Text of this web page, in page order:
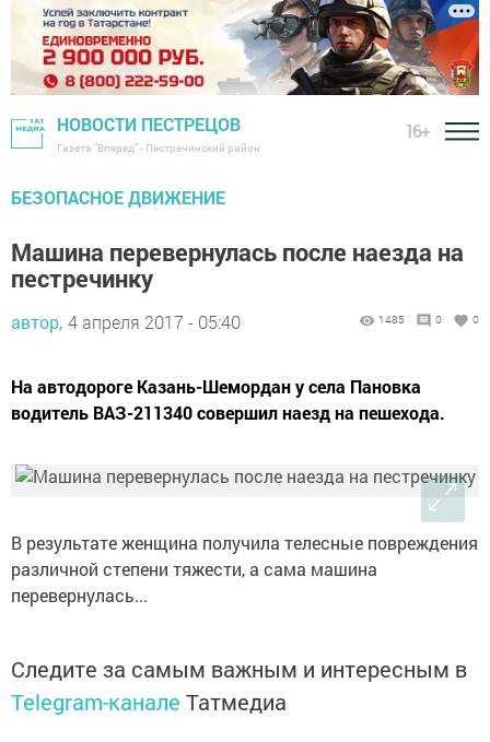
НОВОСТИ ПЕСТРЕЦОВ
Газета "Вперед" - Пестречинский район
16+
БЕЗОПАСНОЕ ДВИЖЕНИЕ
Машина перевернулась после наезда на
пестречинку
автор, 4 апреля 2017 - 05:40 1485 0 0
На автодороге Казань-Шемордан у села Пановка
водитель ВАЗ-211340 совершил наезд на пешехода.
В результате женщина получила телесные повреждения
различной степени тяжести, а сама машина
перевернулась...
Следите за самым важным и интересным в
Telegram-канале Татмедиа